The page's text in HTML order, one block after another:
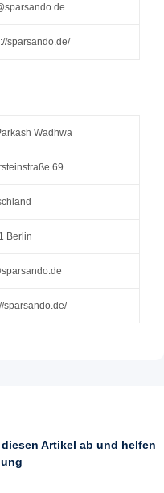
sparsando.de/
Wadhwa
69
Berlin
sparsando.de/
Artikel ab und helfen